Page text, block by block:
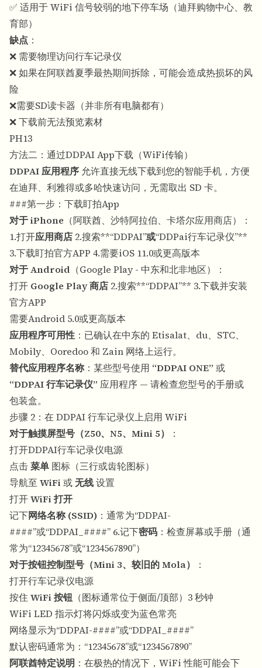
✅ 适用于 WiFi 信号较弱的地下停车场（迪拜购物中心、教
育部）
缺点 ：
❌ 需要物理访问行车记录仪
❌ 如果在阿联酋夏季最热期间拆除，可能会造成热损坏的风
险
❌需要SD读卡器（并非所有电脑都有）
❌ 下载前无法预览素材
PH13
方法二：通过DDPAI App下载（WiFi传输）
DDPAI 应用程序 允许直接无线下载到您的智能手机，方便
在迪拜、利雅得或多哈快速访问，无需取出 SD 卡。
###第一步：下载盯拍App
对于 iPhone （阿联酋、沙特阿拉伯、卡塔尔应用商店）：
1.打开应用商店 2.搜索**“DDPAI”或“DDPai行车记录仪”**
3.下载盯拍官方APP 4.需要iOS 11.0或更高版本
对于 Android （Google Play - 中东和北非地区）：
打开 Google Play 商店 2.搜索**“DDPAI”** 3.下载并安装
官方APP
需要Android 5.0或更高版本
应用程序可用性 ：已确认在中东的 Etisalat、du、STC、
Mobily、Ooredoo 和 Zain 网络上运行。
替代应用程序名称 ：某些型号使用 “DDPAI ONE” 或
“DDPAI 行车记录仪” 应用程序 — 请检查您型号的手册或
包装盒。
步骤 2：在 DDPAI 行车记录仪上启用 WiFi
对于触摸屏型号（Z50、N5、Mini 5）
：
打开DDPAI行车记录仪电源
点击菜单 图标（三行或齿轮图标）
导航至 WiFi或无线设置
打开WiFi 打开
记下网络名称 (SSID) ：通常为“DDPAI-
####”或“DDPAI_####” 6.记下密码 ：检查屏幕或手册（通
常为“12345678”或“1234567890”）
对于按钮控制型号（Mini 3、较旧的 Mola）
：
打开行车记录仪电源
按住 WiFi 按钮 （图标通常位于侧面/顶部）3 秒钟
WiFi LED 指示灯将闪烁或变为蓝色常亮
网络显示为“DDPAI-####”或“DDPAI_####”
默认密码通常为：“12345678”或“1234567890”
阿联酋特定说明 ：在极热的情况下，WiFi 性能可能会下